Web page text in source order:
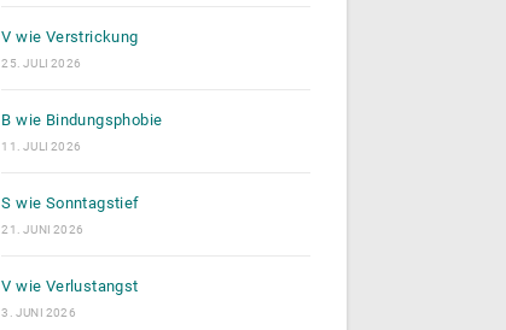
V wie Verstrickung
25. JULI 2026
B wie Bindungsphobie
11. JULI 2026
S wie Sonntagstief
21. JUNI 2026
V wie Verlustangst
3. JUNI 2026